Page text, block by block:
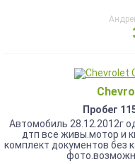
Пробег
Автомобиль 28.12.2012г
дтп все живы.мотор и
комплект документов без